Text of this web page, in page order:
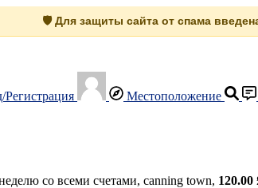
🛡️ Для защиты сайта от спама
Регистрация Местоположение
со всеми счетами, canning town, 120.00